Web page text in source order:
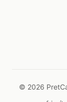
© 2026